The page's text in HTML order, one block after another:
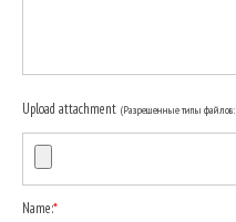
Upload attachment (Разрешенные типы файлов:
Name:*